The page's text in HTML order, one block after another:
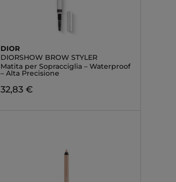
DIOR
DIORSHOW BROW STYLER
Matita per Sopracciglia – Waterproof
– Alta Precisione
32,83 €